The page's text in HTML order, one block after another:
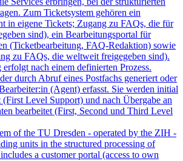
Zum Ticketsystem gehören ein
in eigene Tickets; Zugang zu FAQs, die für
sind), ein Bearbeitungsportal für
(Ticketbearbeitung, FAQ-Redaktion) sowie
zu FAQs, die weltweit freigegeben sind).
nach einem definierten Prozess.
durch Abruf eines Postfachs generiert oder
(Agent) erfasst. Sie werden initial
Level Support) und nach Übergabe an
bearbeitet (First, Second und Third Level
of the TU Dresden - operated by the ZIH -
units in the structured processing of
a customer portal (access to own